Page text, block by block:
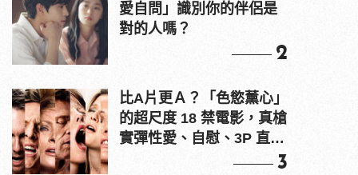
愛自問」識別你的伴侶是
對的人嗎？
2
比A片更Ａ？「色慾薰心」
的超尺度 18 禁電影，真槍
實彈性愛、自慰、3P 直接
3